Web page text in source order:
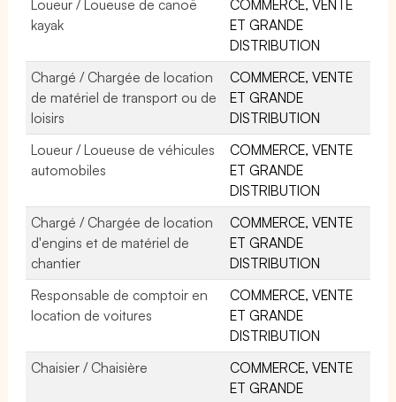
Loueur / Loueuse de canoë
kayak
COMMERCE, VENTE
ET GRANDE
DISTRIBUTION
Chargé / Chargée de location
de matériel de transport ou de
loisirs
COMMERCE, VENTE
ET GRANDE
DISTRIBUTION
Loueur / Loueuse de véhicules
automobiles
COMMERCE, VENTE
ET GRANDE
DISTRIBUTION
Chargé / Chargée de location
d'engins et de matériel de
chantier
COMMERCE, VENTE
ET GRANDE
DISTRIBUTION
Responsable de comptoir en
location de voitures
COMMERCE, VENTE
ET GRANDE
DISTRIBUTION
Chaisier / Chaisière
COMMERCE, VENTE
ET GRANDE